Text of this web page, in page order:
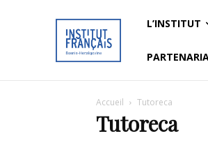
L’INSTITUT
Accueil Tutoreca
Tutoreca